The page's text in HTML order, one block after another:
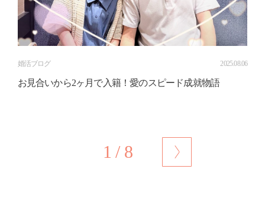
婚活ブログ 2025.08.06
お見合いから2ヶ月で入籍！愛のスピード成就物語
1 / 8